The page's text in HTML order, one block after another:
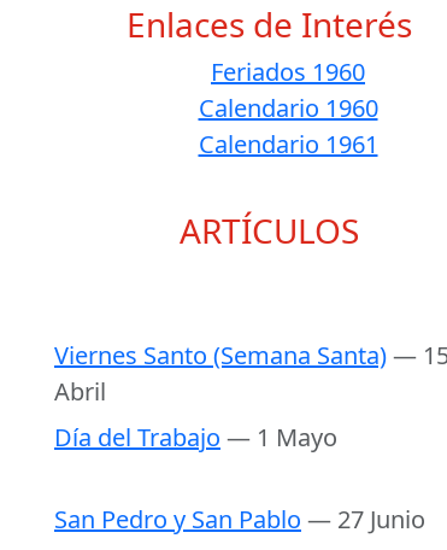
Enlaces de Interés
Feriados 1960
Calendario 1960
Calendario 1961
ARTÍCULOS
Viernes Santo (Semana Santa)—
Abril
Día del Trabajo — 1 Mayo
San Pedro y San Pablo — 27 Junio